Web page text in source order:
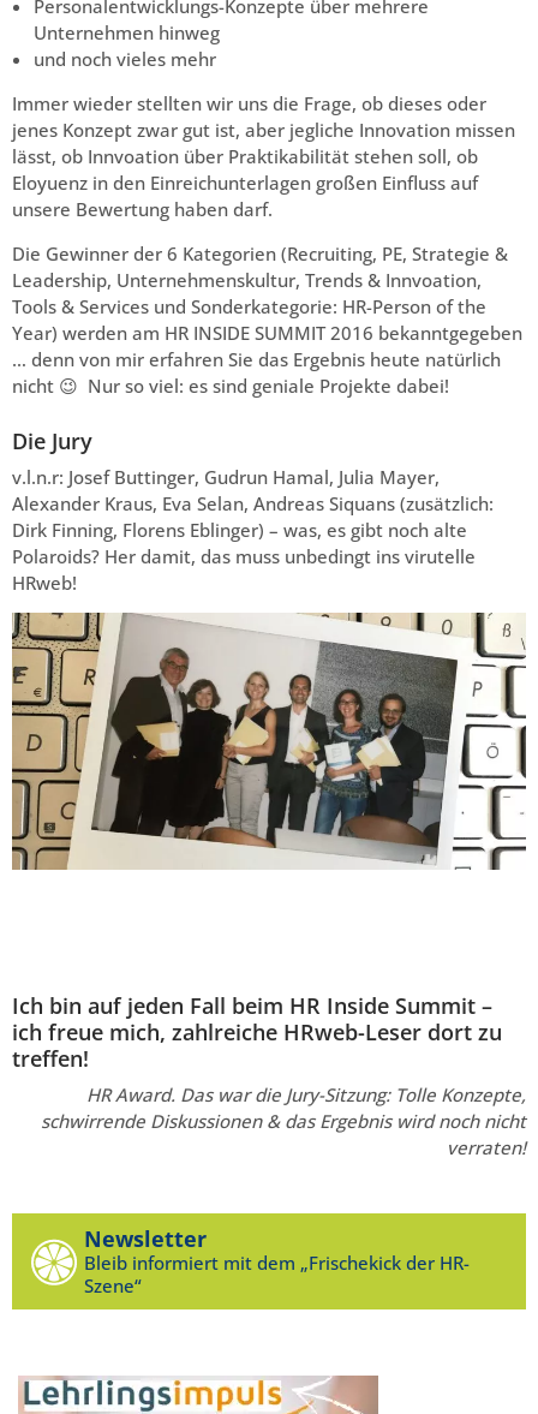
Personalentwicklungs-Konzepte über mehrere
Unternehmen hinweg
und noch vieles mehr
Immer wieder stellten wir uns die Frage, ob dieses oder
jenes Konzept zwar gut ist, aber jegliche Innovation missen
lässt, ob Innvoation über Praktikabilität stehen soll, ob
Eloyuenz in den Einreichunterlagen großen Einfluss auf
unsere Bewertung haben darf.
Die Gewinner der 6 Kategorien (Recruiting, PE, Strategie &
Leadership, Unternehmenskultur, Trends & Innvoation,
Tools & Services und Sonderkategorie: HR-Person of the
Year) werden am HR INSIDE SUMMIT 2016 bekanntgegeben
… denn von mir erfahren Sie das Ergebnis heute natürlich
nicht 😉 Nur so viel: es sind geniale Projekte dabei!
Die Jury
v.l.n.r: Josef Buttinger, Gudrun Hamal, Julia Mayer,
Alexander Kraus, Eva Selan, Andreas Siquans (zusätzlich:
Dirk Finning, Florens Eblinger) – was, es gibt noch alte
Polaroids? Her damit, das muss unbedingt ins virutelle
HRweb!
Ich bin auf jeden Fall beim HR Inside Summit –
ich freue mich, zahlreiche HRweb-Leser dort zu
treffen!
HR Award. Das war die Jury-Sitzung: Tolle Konzepte,
schwirrende Diskussionen & das Ergebnis wird noch nicht
verraten!
Newsletter
Bleib informiert mit dem „Frischekick der HR-
Szene“